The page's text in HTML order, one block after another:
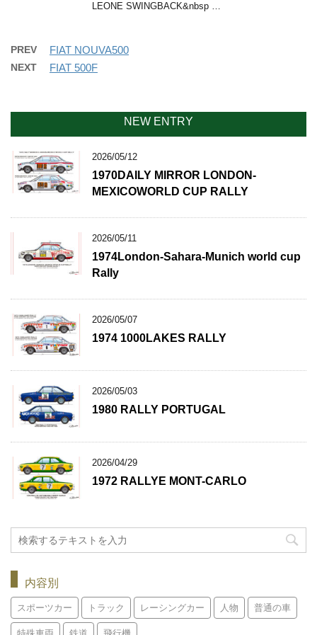
LEONE SWINGBACK&nbsp …
PREV FIAT NOUVA500
NEXT FIAT 500F
NEW ENTRY
2026/05/12
1970DAILY MIRROR LONDON-
MEXICOWORLD CUP RALLY
2026/05/11
1974London-Sahara-Munich world cup
Rally
2026/05/07
1974 1000LAKES RALLY
2026/05/03
1980 RALLY PORTUGAL
2026/04/29
1972 RALLYE MONT-CARLO
内容別
スポーツカー トラック レーシングカー 人物 普通の車